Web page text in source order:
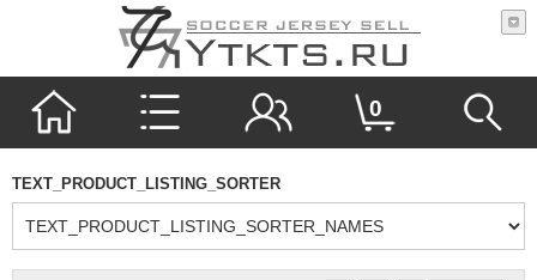
0
TEXT_PRODUCT_LISTING_SORTER